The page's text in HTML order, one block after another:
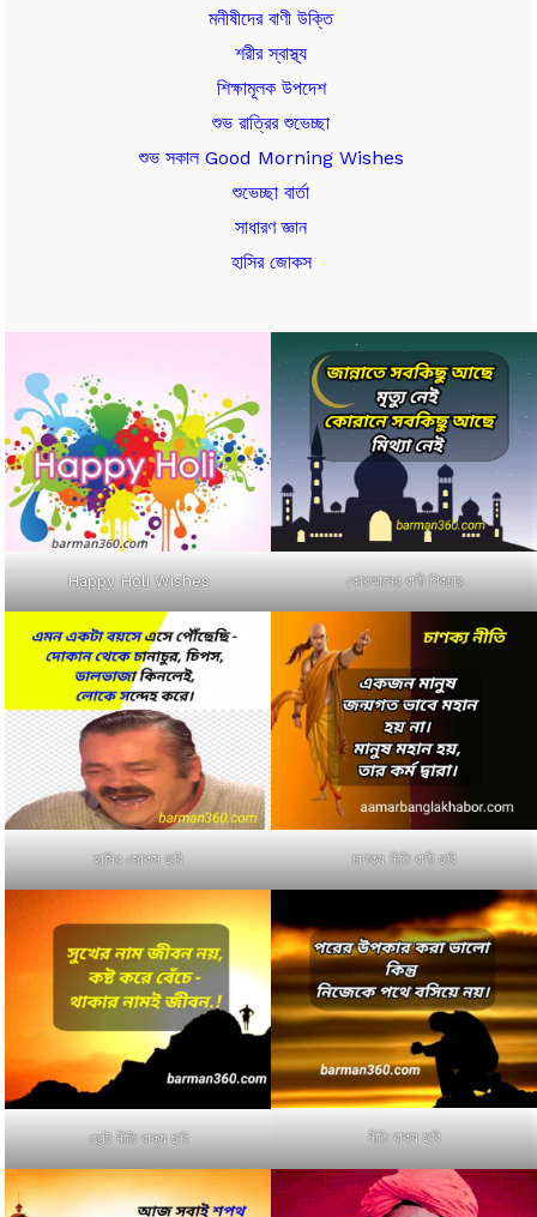
মনীষীদের বাণী উক্তি
শরীর স্বাস্থ্য
শিক্ষামূলক উপদেশ
শুভ রাত্রির শুভেচ্ছা
শুভ সকাল Good Morning Wishes
শুভেচ্ছা বার্তা
সাধারণ জ্ঞান
হাসির জোকস
Happy Holi Wishes কোরআনের বাণী পিকচার
হাসির জোকস ছবি চাণক্য নীতি বাণী ছবি
ছোট নীতি বাক্য ছবি নীতি বাক্য ছবি